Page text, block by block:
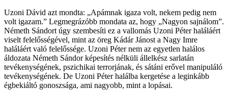
Uzoni Dávid azt mondta: „Apámnak igaza volt, nekem pedig nem
volt igazam.” Legmegrázóbb mondata az, hogy „Nagyon sajnálom”.
Németh Sándort úgy szembesíti ez a vallomás Uzoni Péter haláláért
viselt felelősségével, mint az öreg Kádár Jánost a Nagy Imre
haláláért való felelőssége. Uzoni Péter nem az egyetlen halálos
áldozata Németh Sándor képesítés nélküli állelkész sarlatán
tevékenységének, pszichikai terrorjának, és sátáni erővel manipuláló
tevékenységének. De Uzoni Péter halálba kergetése a leginkább
égbekiáltó gonoszsága, ami nagyobb, mint a lopásai.